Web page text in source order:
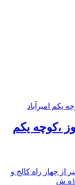
،کوچه یکم